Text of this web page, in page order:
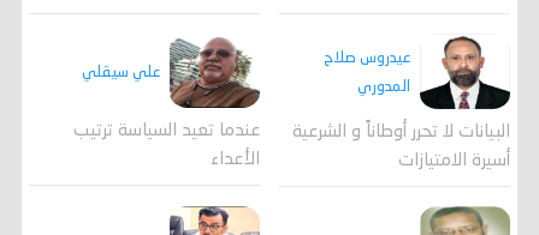
عيدروس صلاح
المدوري
البيانات لا تحرر أوطاناً و الشرعية
أسيرة الامتيازات
علي سيقلي
عندما تعيد السياسة ترتيب
الأعداء